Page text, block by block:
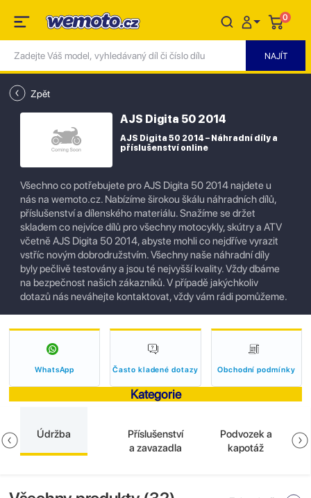
0
Zpět
AJS Digita 50 2014
AJS Digita 50 2014 – Náhradní díly a
příslušenství online
Všechno co potřebujete pro AJS Digita 50 2014 najdete u
nás na wemoto.cz. Nabízíme širokou škálu náhradních dílů,
příslušenství a dílenského materiálu. Snažíme se držet
skladem co nejvíce dílů pro všechny motocykly, skútry a ATV
včetně AJS Digita 50 2014, abyste mohli co nejdříve vyrazit
vstříc novým dobrodružstvím. Všechny naše náhradní díly
byly pečlivě testovány a jsou té nejvyšší kvality. Vždy dbáme
na bezpečnost našich zákazníků. V případě jakýchkoliv
dotazů nás neváhejte kontaktovat, vždy vám rádi pomůžeme.
WhatsApp Často kladené dotazy Obchodní podmínky
Kategorie
Údržba
Příslušenství
a zavazadla
Podvozek a
kapotáž